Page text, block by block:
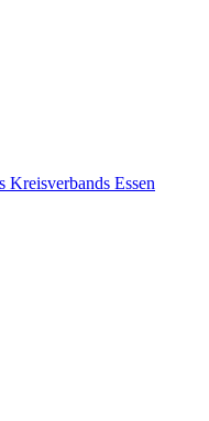
Kreisverbands Essen